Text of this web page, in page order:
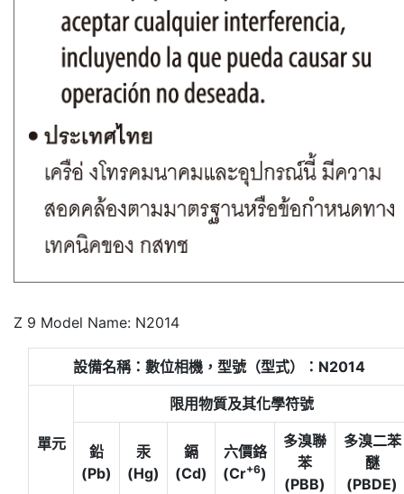
Z 9 Model Name: N2014
設備名稱：數位相機，型號（型式）：N2014
單元
限用物質及其化學符號
鉛
(Pb)
汞
(Hg)
鎘
(Cd)
六價鉻
(Cr+6)
多溴聯
苯
(PBB)
多溴二苯
醚
(PBDE)